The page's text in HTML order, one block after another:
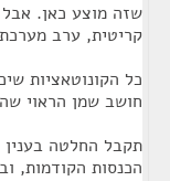
שזה מוצע כאן.
קריטית, ערב
כל הקונוטאציות
חושב שמן הראוי
תקבל החלטה בענין
הכנסות הקודמות,